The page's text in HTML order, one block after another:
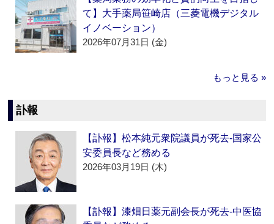
て】大手薬局笹崎店（三菱電機デジタル
イノベーション）
2026年07月31日 (金)
もっと見る »
訃報
【訃報】松本純元衆院議員が死去‐国家公
安委員長など務める
2026年03月19日 (木)
【訃報】漆畑日薬元副会長が死去‐中医協